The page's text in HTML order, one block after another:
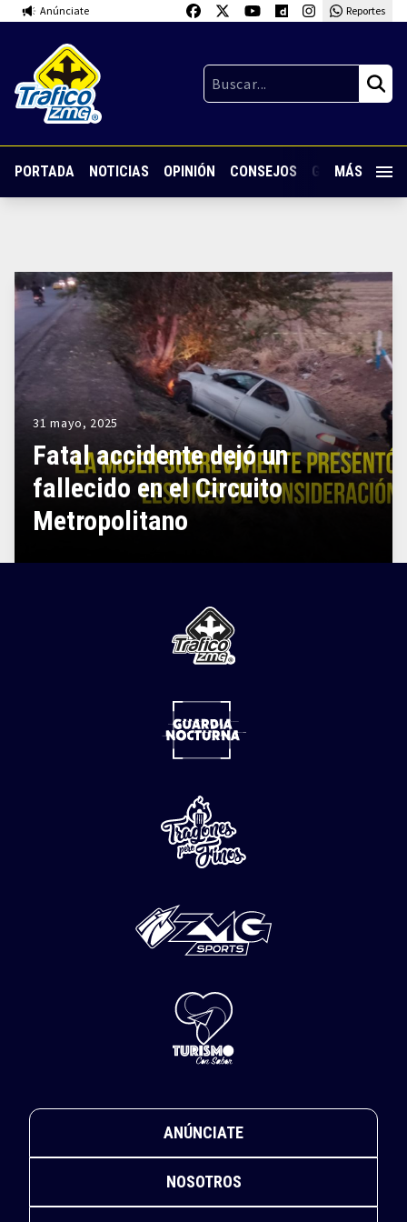
Anúnciate Reportes
PORTADA NOTICIAS OPINIÓN CONSEJOS GUARDIA
MÁS
31 mayo, 2025
Fatal accidente dejó un
fallecido en el Circuito
Metropolitano
ANÚNCIATE
NOSOTROS